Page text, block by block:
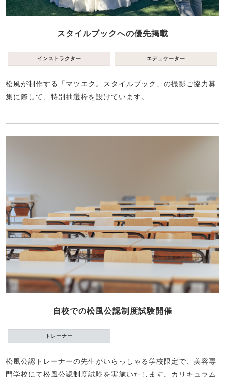
スタイルブックへの優先掲載
インストラクター エデュケーター
松風が制作する「マツエク。スタイルブック」の撮影ご協力募
集に際して、特別抽選枠を設けています。
自校での松風公認制度試験開催
トレーナー
松風公認トレーナーの先生がいらっしゃる学校限定で、美容専
門学校にて松風公認制度試験を実施いたします。カリキュラム